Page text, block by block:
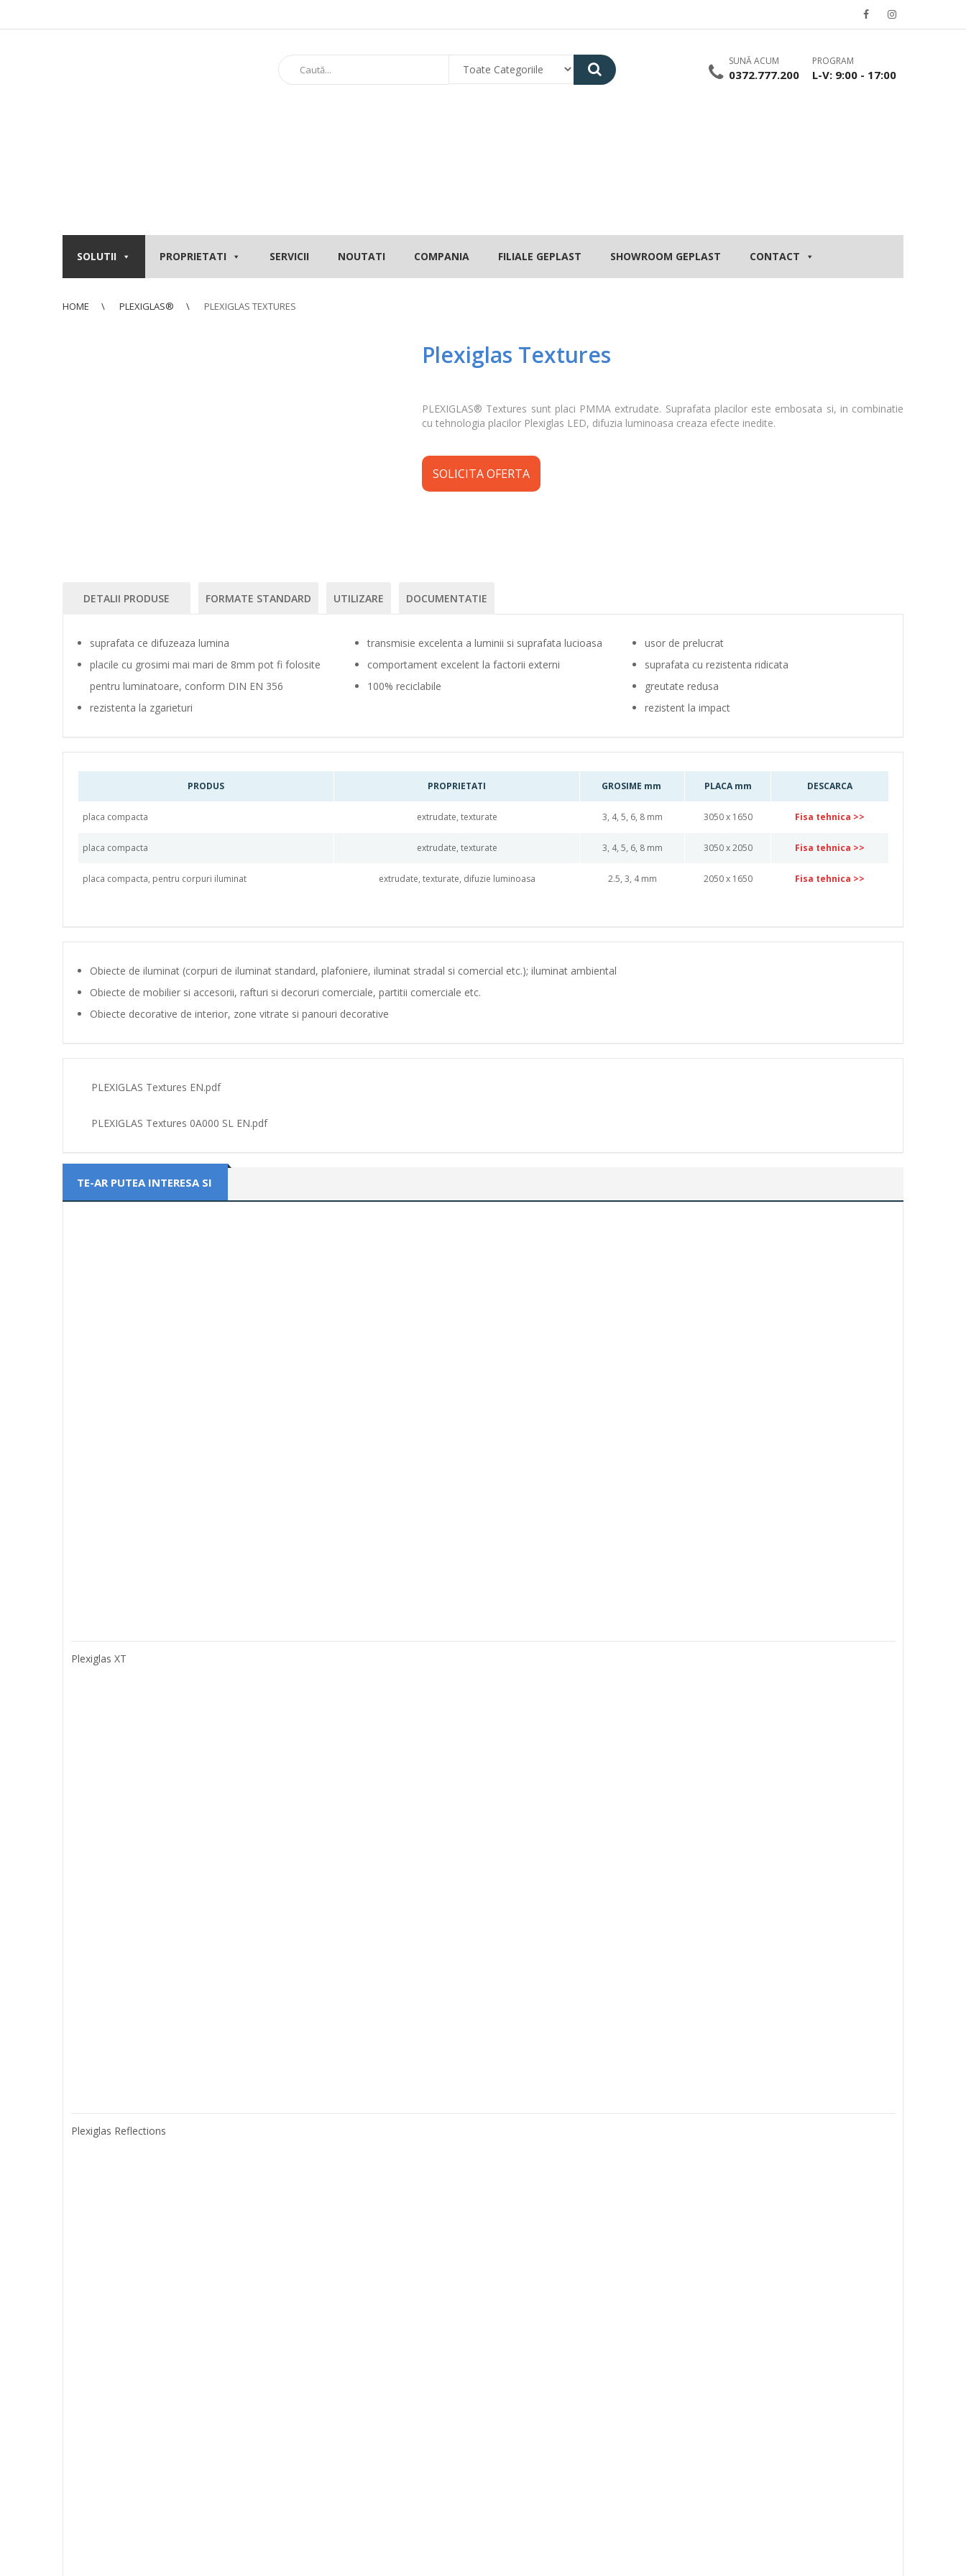
SUNĂ ACUM
0372.777.200
PROGRAM
L-V: 9:00 - 17:00
SOLUTII PROPRIETATI SERVICII NOUTATI COMPANIA FILIALE GEPLAST SHOWROOM GEPLAST CONTACT
HOME PLEXIGLAS® PLEXIGLAS TEXTURES
Plexiglas Textures
PLEXIGLAS® Textures sunt placi PMMA extrudate. Suprafata placilor este embosata si, in combinatie
cu tehnologia placilor Plexiglas LED, difuzia luminoasa creaza efecte inedite.
SOLICITA OFERTA
DETALII PRODUSE FORMATE STANDARD UTILIZARE DOCUMENTATIE
suprafata ce difuzeaza lumina
placile cu grosimi mai mari de 8mm pot fi folosite
pentru luminatoare, conform DIN EN 356
rezistenta la zgarieturi
transmisie excelenta a luminii si suprafata lucioasa
comportament excelent la factorii externi
100% reciclabile
usor de prelucrat
suprafata cu rezistenta ridicata
greutate redusa
rezistent la impact
PRODUS PROPRIETATI GROSIME mm PLACA mm DESCARCA
placa compacta extrudate, texturate 3, 4, 5, 6, 8 mm 3050 x 1650 Fisa tehnica >>
placa compacta extrudate, texturate 3, 4, 5, 6, 8 mm 3050 x 2050 Fisa tehnica >>
placa compacta, pentru corpuri iluminat extrudate, texturate, difuzie luminoasa 2.5, 3, 4 mm 2050 x 1650 Fisa tehnica >>
Obiecte de iluminat (corpuri de iluminat standard, plafoniere, iluminat stradal si comercial etc.); iluminat ambiental
Obiecte de mobilier si accesorii, rafturi si decoruri comerciale, partitii comerciale etc.
Obiecte decorative de interior, zone vitrate si panouri decorative
PLEXIGLAS Textures EN.pdf
PLEXIGLAS Textures 0A000 SL EN.pdf
TE-AR PUTEA INTERESA SI
Plexiglas XT
Plexiglas Reflections